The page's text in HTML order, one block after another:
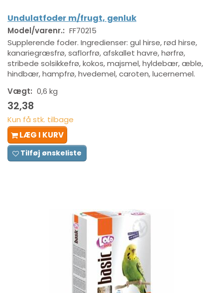
Undulatfoder m/frugt, genluk
Model/varenr.: FF70215
Supplerende foder. Ingredienser: gul hirse, rød hirse,
kanariegræsfrø, saflorfrø, afskallet havre, hørfrø,
stribede solsikkefrø, kokos, majsmel, hyldebær, æble,
hindbær, hampfrø, hvedemel, caroten, lucernemel.
Vægt: 0,6 kg
32,38
Kun få stk. tilbage
LÆG I KURV
Tilføj ønskeliste